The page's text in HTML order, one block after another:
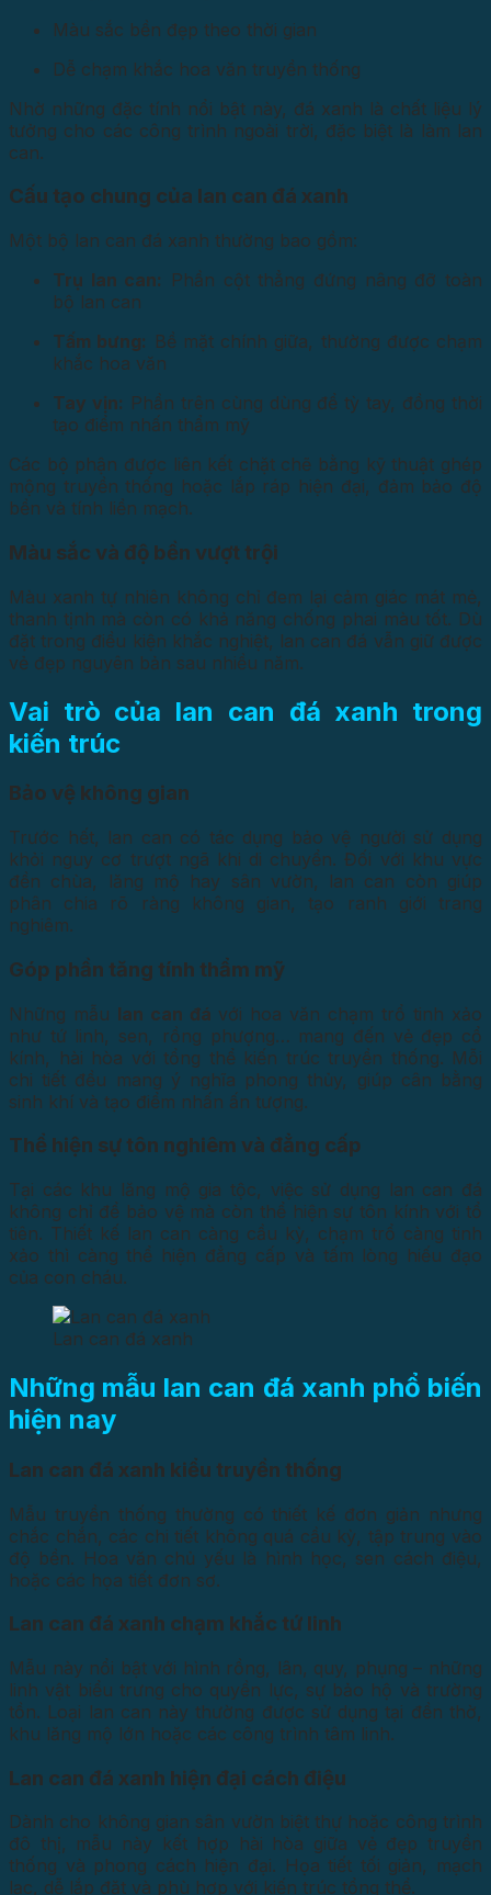
Màu sắc bền đẹp theo thời gian
Dễ chạm khắc hoa văn truyền thống
Nhờ những đặc tính nổi bật này, đá xanh là chất liệu lý
tưởng cho các công trình ngoài trời, đặc biệt là làm lan
can.
Cấu tạo chung của lan can đá xanh
Một bộ lan can đá xanh thường bao gồm:
Trụ lan can: Phần cột thẳng đứng nâng đỡ toàn
bộ lan can
Tấm bưng: Bề mặt chính giữa, thường được chạm
khắc hoa văn
Tay vịn: Phần trên cùng dùng để tỳ tay, đồng thời
tạo điểm nhấn thẩm mỹ
Các bộ phận được liên kết chặt chẽ bằng kỹ thuật ghép
mộng truyền thống hoặc lắp ráp hiện đại, đảm bảo độ
bền và tính liền mạch.
Màu sắc và độ bền vượt trội
Màu xanh tự nhiên không chỉ đem lại cảm giác mát mẻ,
thanh tịnh mà còn có khả năng chống phai màu tốt. Dù
đặt trong điều kiện khắc nghiệt, lan can đá vẫn giữ được
vẻ đẹp nguyên bản sau nhiều năm.
Vai trò của lan can đá xanh trong
kiến trúc
Bảo vệ không gian
Trước hết, lan can có tác dụng bảo vệ người sử dụng
khỏi nguy cơ trượt ngã khi di chuyển. Đối với khu vực
đền chùa, lăng mộ hay sân vườn, lan can còn giúp
phân chia rõ ràng không gian, tạo ranh giới trang
nghiêm.
Góp phần tăng tính thẩm mỹ
Những mẫu lan can đá với hoa văn chạm trổ tinh xảo
như tứ linh, sen, rồng phượng… mang đến vẻ đẹp cổ
kính, hài hòa với tổng thể kiến trúc truyền thống. Mỗi
chi tiết đều mang ý nghĩa phong thủy, giúp cân bằng
sinh khí và tạo điểm nhấn ấn tượng.
Thể hiện sự tôn nghiêm và đẳng cấp
Tại các khu lăng mộ gia tộc, việc sử dụng lan can đá
không chỉ để bảo vệ mà còn thể hiện sự tôn kính với tổ
tiên. Thiết kế lan can càng cầu kỳ, chạm trổ càng tinh
xảo thì càng thể hiện đẳng cấp và tấm lòng hiếu đạo
của con cháu.
Lan can đá xanh
Những mẫu lan can đá xanh phổ biến
hiện nay
Lan can đá xanh kiểu truyền thống
Mẫu truyền thống thường có thiết kế đơn giản nhưng
chắc chắn, các chi tiết không quá cầu kỳ, tập trung vào
độ bền. Hoa văn chủ yếu là hình học, sen cách điệu,
hoặc các họa tiết đơn sơ.
Lan can đá xanh chạm khắc tứ linh
Mẫu này nổi bật với hình rồng, lân, quy, phụng – những
linh vật biểu trưng cho quyền lực, sự bảo hộ và trường
tồn. Loại lan can này thường được sử dụng tại đền thờ,
khu lăng mộ lớn hoặc các công trình tâm linh.
Lan can đá xanh hiện đại cách điệu
Dành cho không gian sân vườn biệt thự hoặc công trình
đô thị, mẫu này kết hợp hài hòa giữa vẻ đẹp truyền
thống và phong cách hiện đại. Họa tiết tối giản, mạch
lạc, dễ lắp đặt và phù hợp với kiến trúc tổng thể.